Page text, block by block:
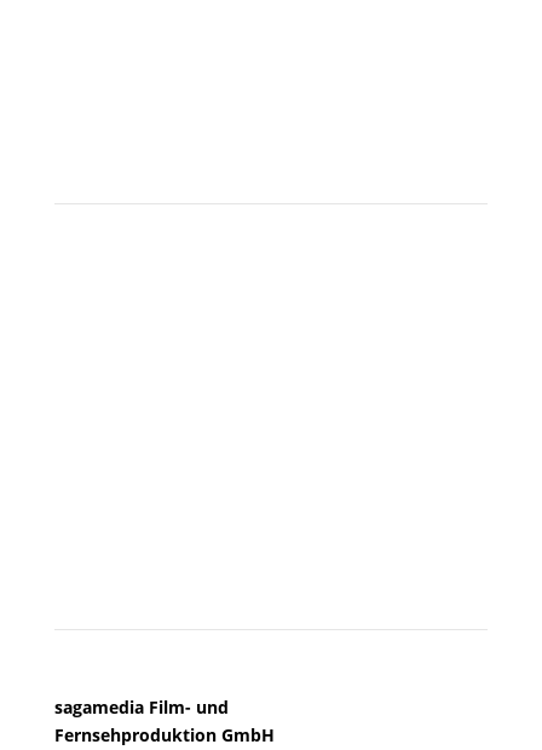
sagamedia Film- und
Fernsehproduktion GmbH